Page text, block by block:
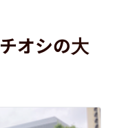
オシの大